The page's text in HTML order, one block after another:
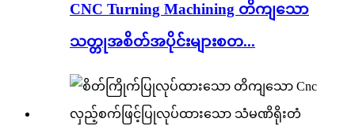
CNC Turning Machining တိကျသော
သတ္တုအစိတ်အပိုင်းများစတ...